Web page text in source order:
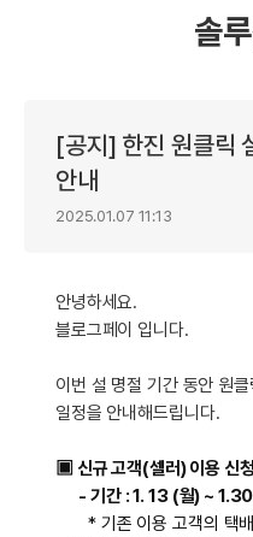
솔
[공지] 한진 원클릭
안내
2025.01.07 11:13
안녕하세요.
블로그페이 입니다.
이번 설 명절 기간 동안 원
일정을 안내해드립니다.
▣ 신규 고객(셀러) 이용 신
- 기간 : 1. 13 (월) ~
* 기존 이용 고객의 택배